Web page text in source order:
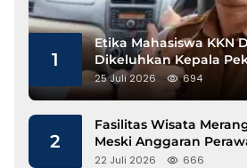
1
Etika Mahasiswa KKN
Dikeluhkan Kepala
25 Juli 2026 694
2
Fasilitas Wisata
Meski Anggaran
Mengalir
22 Juli 2026 666